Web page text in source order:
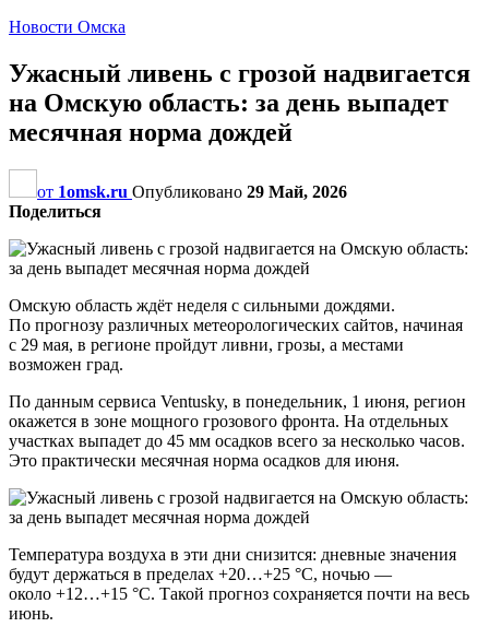
Новости Омска
Ужасный ливень с грозой надвигается
на Омскую область: за день выпадет
месячная норма дождей
от 1omsk.ru Опубликовано 29 Май, 2026
Поделиться
Омскую область ждёт неделя с сильными дождями.
По прогнозу различных метеорологических сайтов, начиная
с 29 мая, в регионе пройдут ливни, грозы, а местами
возможен град.
По данным сервиса Ventusky, в понедельник, 1 июня, регион
окажется в зоне мощного грозового фронта. На отдельных
участках выпадет до 45 мм осадков всего за несколько часов.
Это практически месячная норма осадков для июня.
Температура воздуха в эти дни снизится: дневные значения
будут держаться в пределах +20…+25 °C, ночью —
около +12…+15 °C. Такой прогноз сохраняется почти на весь
июнь.